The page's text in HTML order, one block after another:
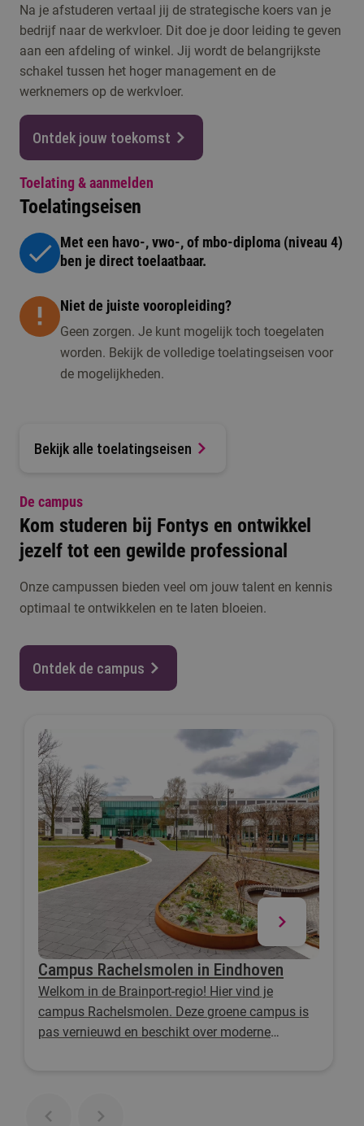
Na je afstuderen vertaal jij de strategische koers van je
bedrijf naar de werkvloer. Dit doe je door leiding te geven
aan een afdeling of winkel. Jij wordt de belangrijkste
schakel tussen het hoger management en de
werknemers op de werkvloer.
Ontdek jouw toekomst
Toelating & aanmelden
Toelatingseisen
Met een havo-, vwo-, of mbo-diploma (niveau 4)
ben je direct toelaatbaar.
Niet de juiste vooropleiding?
Geen zorgen. Je kunt mogelijk toch toegelaten
worden. Bekijk de volledige toelatingseisen voor
de mogelijkheden.
Bekijk alle toelatingseisen
De campus
Kom studeren bij Fontys en ontwikkel
jezelf tot een gewilde professional
Onze campussen bieden veel om jouw talent en kennis
optimaal te ontwikkelen en te laten bloeien.
Ontdek de campus
Campus Rachelsmolen in Eindhoven
Welkom in de Brainport-regio! Hier vind je
campus Rachelsmolen. Deze groene campus is
pas vernieuwd en beschikt over moderne